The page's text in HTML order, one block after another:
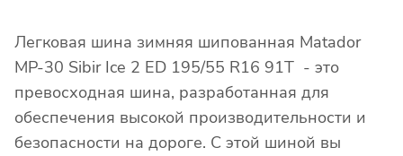
Легковая шина зимняя шипованная Matador
MP-30 Sibir Ice 2 ED 195/55 R16 91T - это
превосходная шина, разработанная для
обеспечения высокой производительности и
безопасности на дороге. С этой шиной вы